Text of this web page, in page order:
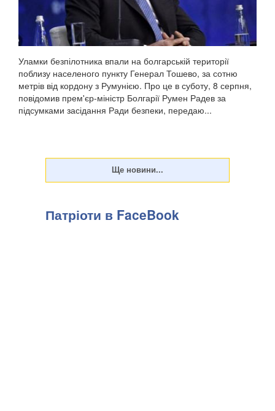
Уламки безпілотника впали на болгарській території
поблизу населеного пункту Генерал Тошево, за сотню
метрів від кордону з Румунією. Про це в суботу, 8 серпня,
повідомив прем'єр-міністр Болгарії Румен Радев за
підсумками засідання Ради безпеки, передаю...
Патріоти в FaceBook